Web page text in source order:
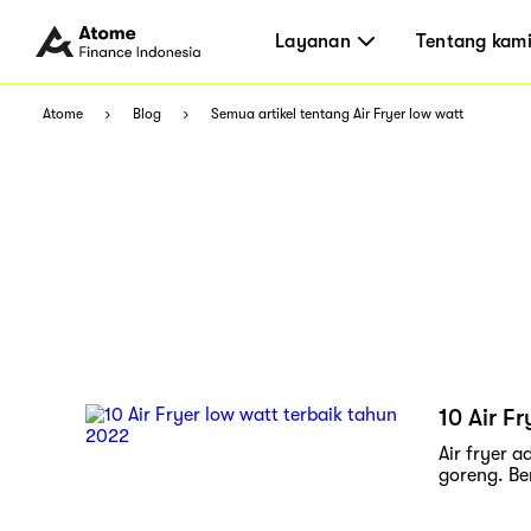
Layanan Tentang kami
Atome Blog Semua artikel tentang Air Fryer low watt
10 Air
Air fryer
goreng.